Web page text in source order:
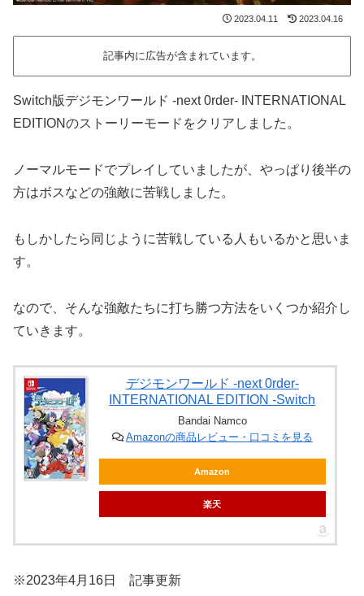
2023.04.11 2023.04.16
記事内に広告が含まれています。
Switch版デジモンワールド -next 0rder- INTERNATIONAL
EDITIONのストーリーモードをクリアしました。
ノーマルモードでプレイしていましたが、やっぱり後半の
方はボスなどの強敵に苦戦しました。
もしかしたら同じように苦戦している人もいるかと思いま
す。
なので、そんな強敵たちに打ち勝つ方法をいくつか紹介し
ていきます。
デジモンワールド -next 0rder-
INTERNATIONAL EDITION -Switch
Bandai Namco
Amazonの商品レビュー・口コミを見る
Amazon
楽天
※2023年4月16日 記事更新